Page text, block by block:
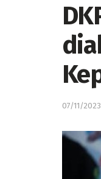
07/11/2023